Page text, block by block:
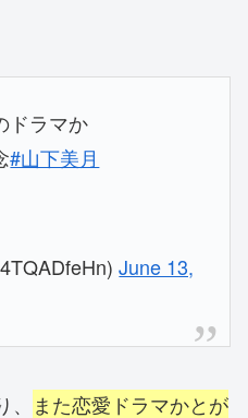
ドラマか
#山下美月
June 13,
また恋愛ドラマかとが